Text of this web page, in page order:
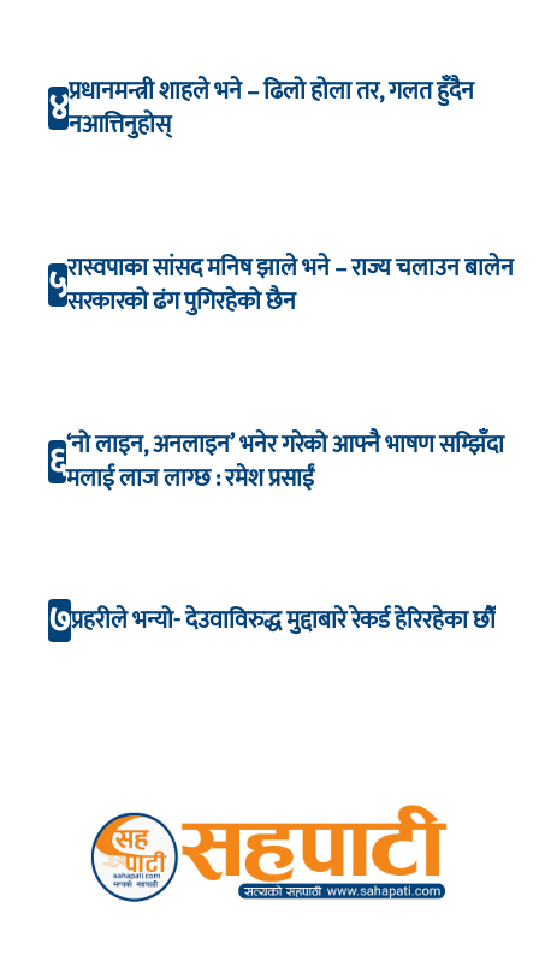
४प्रधानमन्त्री शाहले भने – ढिलो होला तर, गलत हुँदैन
नआत्तिनुहोस्
५रास्वपाका सांसद मनिष झाले भने – राज्य चलाउन बालेन
सरकारको ढंग पुगिरहेको छैन
६‘नो लाइन, अनलाइन’ भनेर गरेको आफ्नै भाषण सम्झिँदा
मलाई लाज लाग्छ : रमेश प्रसाईं
७प्रहरीले भन्यो- देउवाविरुद्ध मुद्दाबारे रेकर्ड हेरिरहेका छौँ